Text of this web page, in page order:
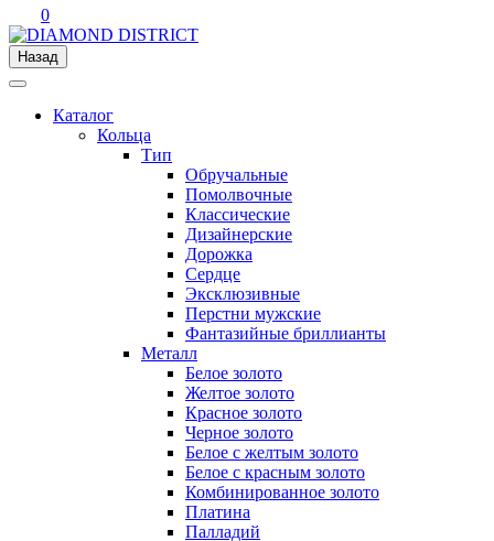
0
Назад
Каталог
Кольца
Тип
Обручальные
Помолвочные
Классические
Дизайнерские
Дорожка
Сердце
Эксклюзивные
Перстни мужские
Фантазийные бриллианты
Металл
Белое золото
Желтое золото
Красное золото
Черное золото
Белое с желтым золото
Белое с красным золото
Комбинированное золото
Платина
Палладий